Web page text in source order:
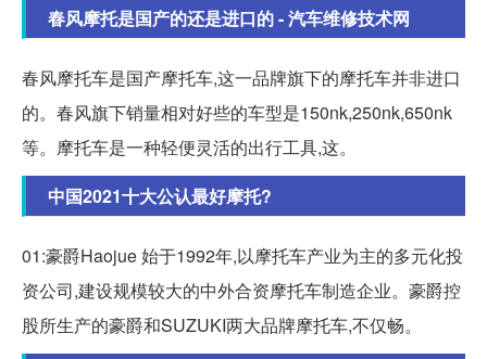
春风摩托是国产的还是进口的 - 汽车维修技术网
春风摩托车是国产摩托车,这一品牌旗下的摩托车并非进口
的。春风旗下销量相对好些的车型是150nk,250nk,650nk
等。摩托车是一种轻便灵活的出行工具,这。
中国2021十大公认最好摩托?
01:豪爵Haojue 始于1992年,以摩托车产业为主的多元化投
资公司,建设规模较大的中外合资摩托车制造企业。豪爵控
股所生产的豪爵和SUZUKI两大品牌摩托车,不仅畅。